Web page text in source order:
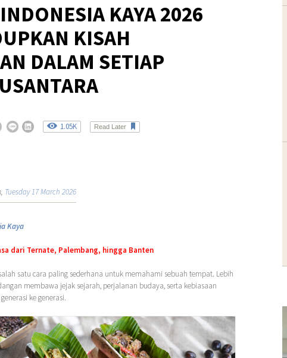
KAYA 2026
KISAH
DALAM SETIAP
1.05K Read Later
Tuesday 17 March 2026
Kaya
dari Ternate, Palembang, hingga Banten
satu cara paling sederhana untuk memahami sebuah tempat. Lebih
membawa jejak sejarah, perjalanan budaya, serta kebiasaan
ke generasi.